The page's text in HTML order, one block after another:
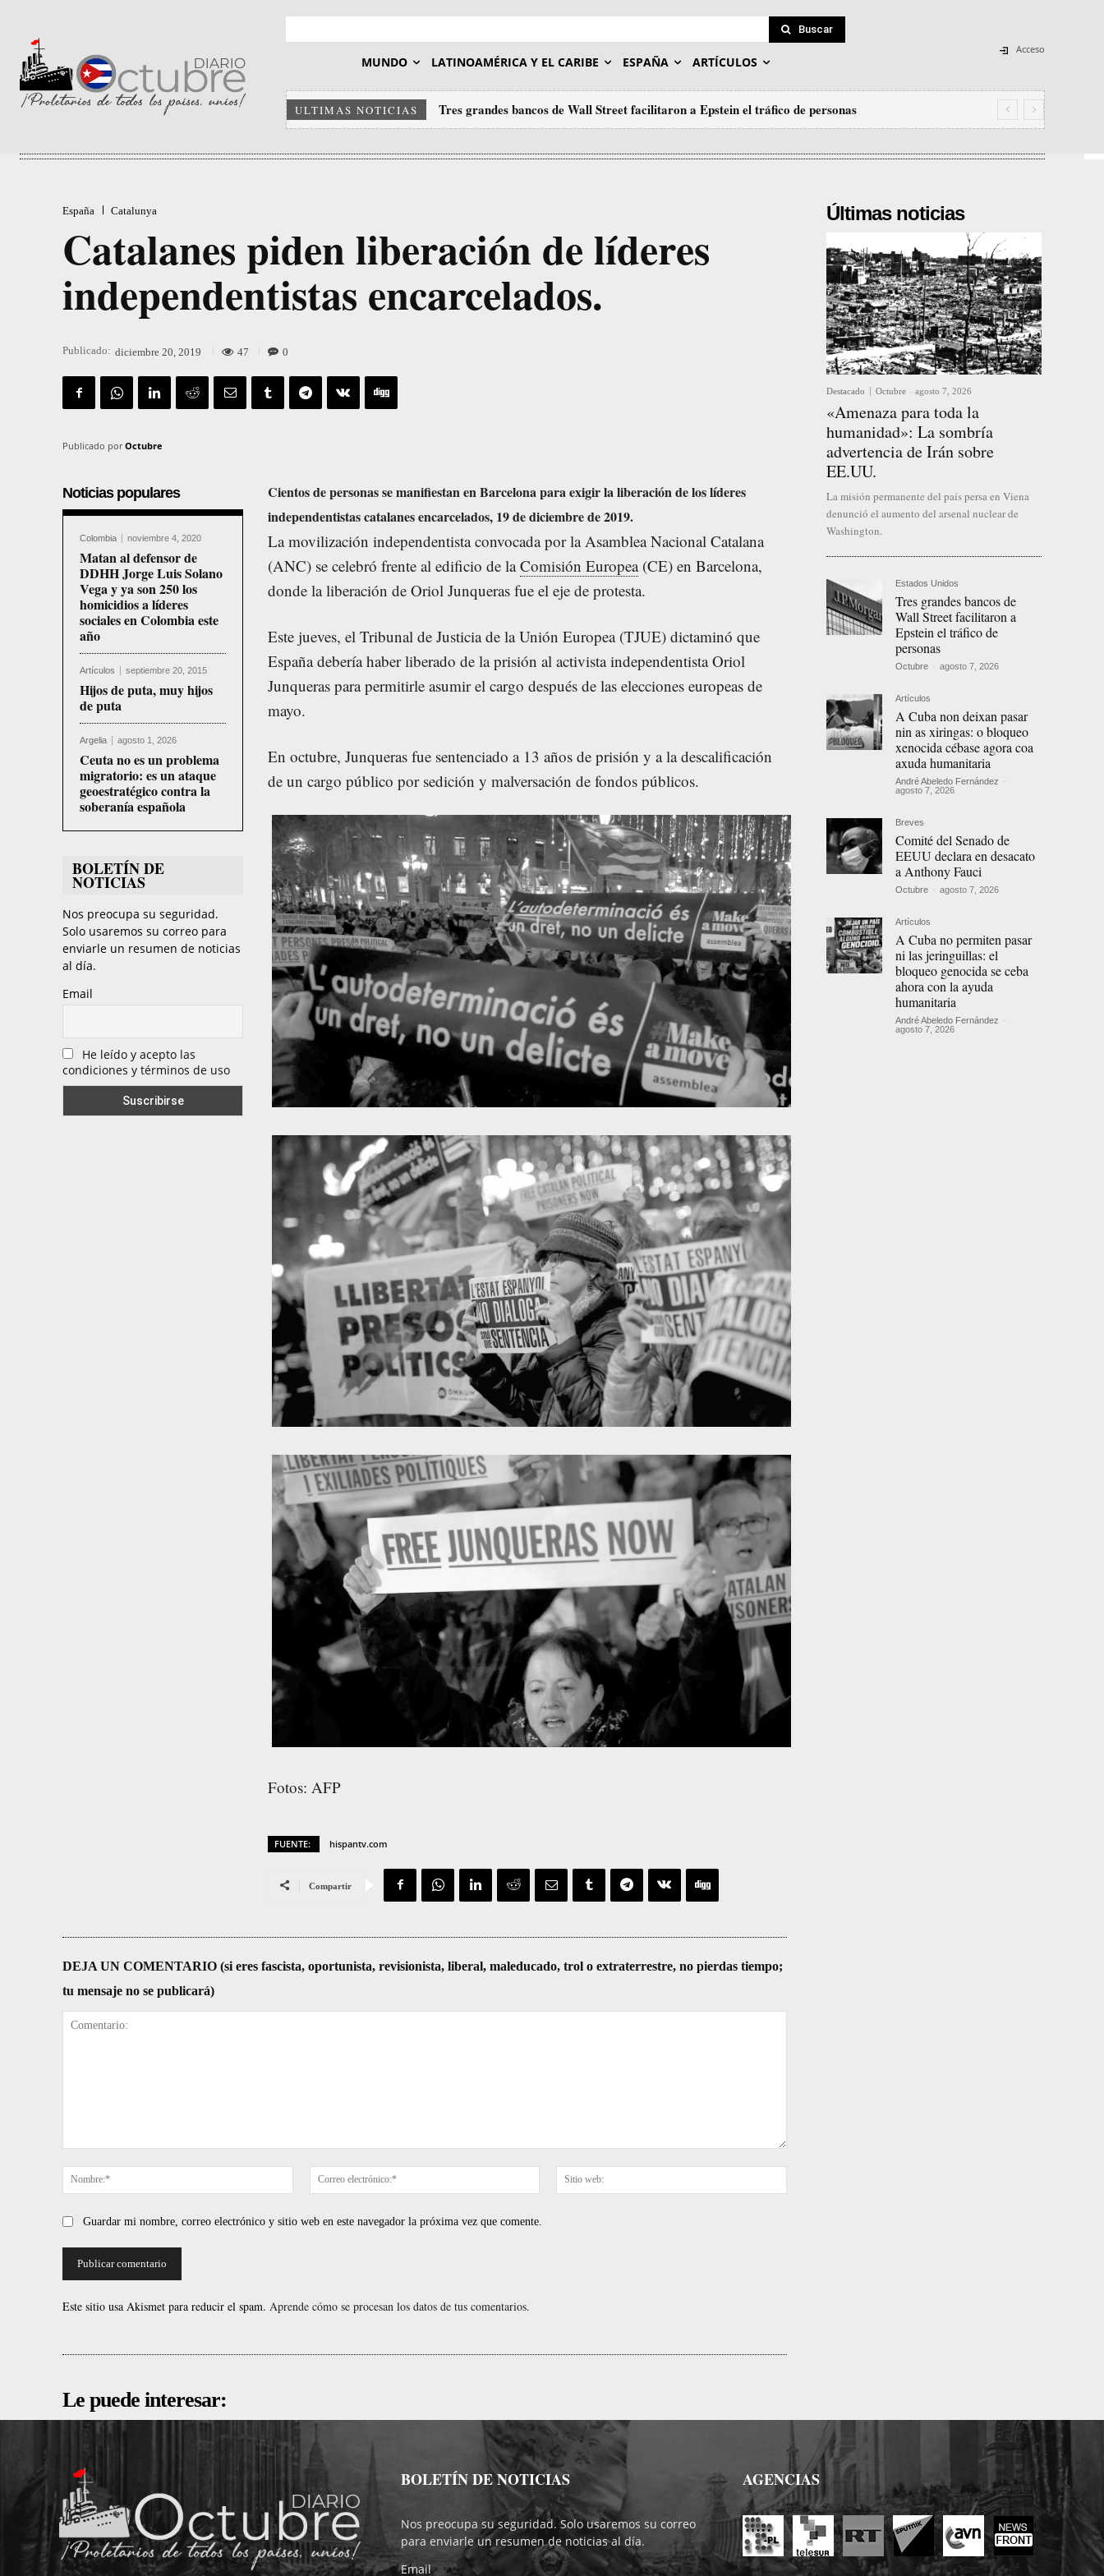
Buscar
MUNDO LATINOAMÉRICA Y EL CARIBE ESPAÑA ARTÍCULOS
Acceso
ULTIMAS NOTICIAS Tres grandes bancos de Wall Street facilitaron a Epstein el tráfico de personas
España Catalunya
Catalanes piden liberación de líderes
independentistas encarcelados.
Publicado: diciembre 20, 2019 47 0
Publicado por Octubre
Noticias populares
Colombia noviembre 4, 2020
Matan al defensor de
DDHH Jorge Luis Solano
Vega y ya son 250 los
homicidios a líderes
sociales en Colombia este
año
Artículos septiembre 20, 2015
Hijos de puta, muy hijos
de puta
Argelia agosto 1, 2026
Ceuta no es un problema
migratorio: es un ataque
geoestratégico contra la
soberanía española
BOLETÍN DE
NOTICIAS
Nos preocupa su seguridad.
Solo usaremos su correo para
enviarle un resumen de noticias
al día.
Email
He leído y acepto las
condiciones y términos de uso
Cientos de personas se manifiestan en Barcelona para exigir la liberación de los líderes
independentistas catalanes encarcelados, 19 de diciembre de 2019.
La movilización independentista convocada por la Asamblea Nacional Catalana
(ANC) se celebró frente al edificio de laComisión Europea(CE) en Barcelona,
donde la liberación de Oriol Junqueras fue el eje de protesta.
Este jueves, el Tribunal de Justicia de la Unión Europea (TJUE) dictaminó que
España debería haber liberado de la prisión al activista independentista Oriol
Junqueras para permitirle asumir el cargo después de las elecciones europeas de
mayo.
En octubre, Junqueras fue sentenciado a 13 años de prisión y a la descalificación
de un cargo público por sedición y malversación de fondos públicos.
Fotos: AFP
FUENTE: hispantv.com
Compartir
DEJA UN COMENTARIO (si eres fascista, oportunista, revisionista, liberal, maleducado, trol o extraterrestre, no pierdas tiempo;
tu mensaje no se publicará)
Nombre:*
Correo
electrónico:*
web:
Guardar mi nombre, correo electrónico y sitio web en este navegador la próxima vez que comente.
Este sitio usa Akismet para reducir el spam. Aprende cómo se procesan los datos de tus comentarios.
Últimas noticias
Destacado Octubre - agosto 7, 2026
«Amenaza para toda la
humanidad»: La sombría
advertencia de Irán sobre
EE.UU.
La misión permanente del país persa en Viena
denunció el aumento del arsenal nuclear de
Washington.
Estados Unidos
Tres grandes bancos de
Wall Street facilitaron a
Epstein el tráfico de
personas
Octubre - agosto 7, 2026
Artículos
A Cuba non deixan pasar
nin as xiringas: o bloqueo
xenocida cébase agora coa
axuda humanitaria
André Abeledo Fernández -
agosto 7, 2026
Breves
Comité del Senado de
EEUU declara en desacato
a Anthony Fauci
Octubre - agosto 7, 2026
Artículos
A Cuba no permiten pasar
ni las jeringuillas: el
bloqueo genocida se ceba
ahora con la ayuda
humanitaria
André Abeledo Fernández -
agosto 7, 2026
Le puede interesar:
BOLETÍN DE NOTICIAS
Nos preocupa su seguridad. Solo usaremos su correo
para enviarle un resumen de noticias al día.
Email
AGENCIAS